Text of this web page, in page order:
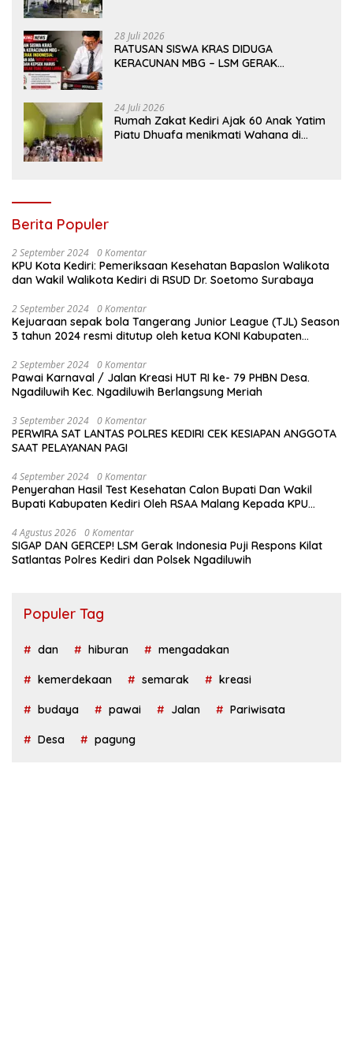
28 Juli 2026
RATUSAN SISWA KRAS DIDUGA
KERACUNAN MBG – LSM GERAK
YANG TIDAK LAYAK
24 Juli 2026
Rumah Zakat Kediri Ajak 60 Anak Yatim
Piatu Dhuafa menikmati Wahana di
Berita Populer
2 September 2024 0 Komentar
KPU Kota Kediri: Pemeriksaan Kesehatan Bapaslon Walikota
dan Wakil Walikota Kediri di RSUD Dr. Soetomo Surabaya
2 September 2024 0 Komentar
Kejuaraan sepak bola Tangerang Junior League (TJL) Season
3 tahun 2024 resmi ditutup oleh ketua KONI Kabupaten
2 September 2024 0 Komentar
Pawai Karnaval / Jalan Kreasi HUT RI ke- 79 PHBN Desa.
Ngadiluwih Kec. Ngadiluwih Berlangsung Meriah
3 September 2024 0 Komentar
PERWIRA SAT LANTAS POLRES KEDIRI CEK KESIAPAN ANGGOTA
SAAT PELAYANAN PAGI
4 September 2024 0 Komentar
Penyerahan Hasil Test Kesehatan Calon Bupati Dan Wakil
Bupati Kabupaten Kediri Oleh RSAA Malang Kepada KPU
4 Agustus 2026 0 Komentar
SIGAP DAN GERCEP! LSM Gerak Indonesia Puji Respons Kilat
Satlantas Polres Kediri dan Polsek Ngadiluwih
Populer Tag
dan hiburan mengadakan
kemerdekaan semarak kreasi
budaya pawai Jalan Pariwisata
Desa pagung